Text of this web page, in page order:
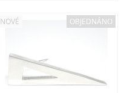
NOVÉ OBJEDNÁNO